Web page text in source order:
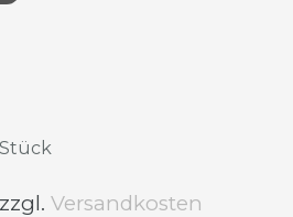
Versandkosten